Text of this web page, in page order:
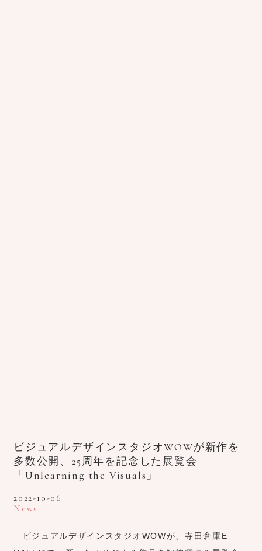
ビジュアルデザインスタジオWOWが新作を
多数公開、25周年を記念した展覧会
「Unlearning the Visuals」
2022-10-06
News
ビジュアルデザインスタジオWOWが、寺田倉庫E